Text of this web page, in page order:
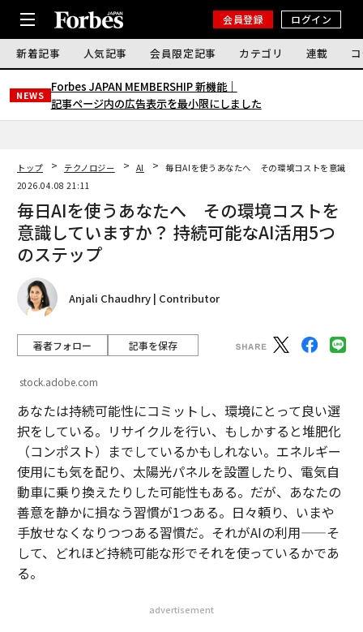
会員登録 ログイン
新着記事 人気記事 会員限定記事 カテゴリ 連載
NEWS
Forbes JAPAN MEMBERSHIP 新機能｜
記事ページ内の広告表示を最小限にしました
トップ テクノロジー AI
毎日AIを使うあなたへ その環境コストを意識し
2026.04.08 21:11
毎日AIを使うあなたへ その環境コストを
意識していますか？ 持続可能なAI活用5つ
のステップ
Anjali Chaudhry | Contributor
著者フォロー 記事を保存
stock.adobe.com
あなたは持続可能性にコミットし、環境にとって良い選
択をしている。リサイクルを行い、もしかすると堆肥化
（コンポスト）までしているかもしれない。エネルギー
使用にも気を配り、太陽光パネルを設置したり、電気自
動車に乗り換えたりした可能性もある。だが、あなたの
善意を静かに損なう習慣が1つある。日々頼り、いまや
手放せなくなりつつある習慣だ。それがAIの利用——そ
して、どれほど持続可能な形でそれを使っているかであ
る。
advertisement